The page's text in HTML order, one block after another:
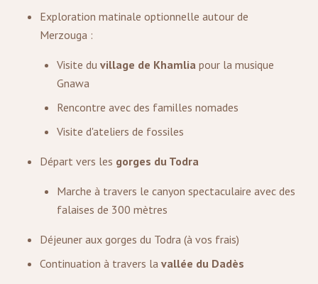
Exploration matinale optionnelle autour de
Merzouga :
Visite du village de Khamlia pour la musique
Gnawa
Rencontre avec des familles nomades
Visite d'ateliers de fossiles
Départ vers les gorges du Todra
Marche à travers le canyon spectaculaire avec des
falaises de 300 mètres
Déjeuner aux gorges du Todra (à vos frais)
Continuation à travers la vallée du Dadès